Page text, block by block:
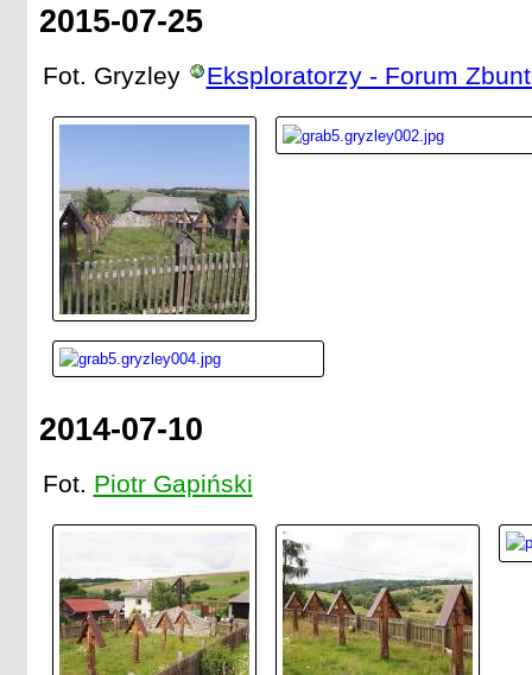
2015-07-25
Fot. Gryzley Eksploratorzy - Forum
2014-07-10
Fot. Piotr Gapiński